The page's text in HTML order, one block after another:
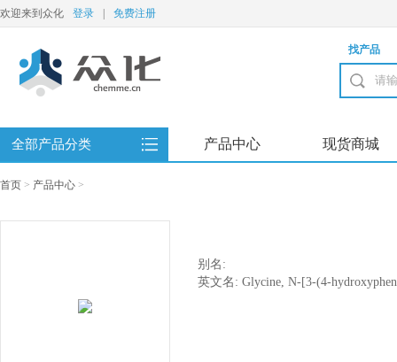
欢迎来到众化 登录 免费注册
找产品
全部产品分类 产品中心 现货商城
首页 > 产品中心 >
别名:
英文名: Glycine, N-[3-(4-